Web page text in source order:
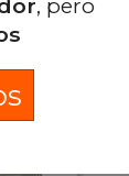
, pero